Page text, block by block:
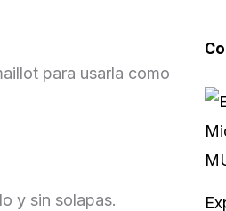
para usarla como
y sin solapas.